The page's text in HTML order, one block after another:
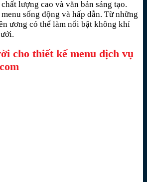
lượng cao và văn bản sáng tạo.
sống động và hấp dẫn. Từ những
ương có thể làm nổi bật không khí
cho thiết kế menu dịch vụ